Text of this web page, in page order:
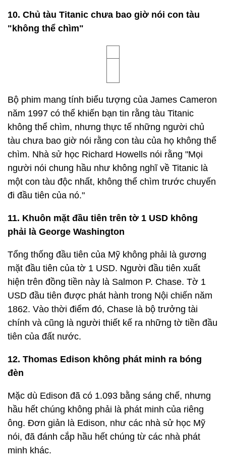
hoạch! Nhưng những con thỏ lao vào Napoleon với
tốc độ không thể ngăn cản.
như vậy là vi phạm Sắc lệnh Sullivan, luật thành
phố cấm phụ nữ hút thuốc nơi công cộng.
Trong phiên điều trần tại tòa án quận, Mulcahy
khẳng định quyền hút thuốc lá ở những nơi công
cộng. Cô ấy đã bị phạt $ 5,00.
9. Sử dụng nĩa từng bị coi là báng bổ
Nĩa, dụng cụ ăn uống được sử dụng rộng rãi, đã
từng bị coi là phạm tội. Chúng xuất hiện lần đầu tiên
răng này bị coi là một sự xúc phạm đối với
Chúa. Và tại sao? Bởi vì chúng như "bàn tay nhân
tạo" và như vậy bị coi là phạm thượng.
10. Chủ tàu Titanic chưa bao giờ nói con tàu
"không thể chìm"
Bộ phim mang tính biểu tượng của James Cameron
năm 1997 có thể khiến bạn tin rằng tàu Titanic
không thể chìm, nhưng thực tế những người chủ
tàu chưa bao giờ nói rằng con tàu của họ không thể
chìm. Nhà sử học Richard Howells nói rằng "Mọi